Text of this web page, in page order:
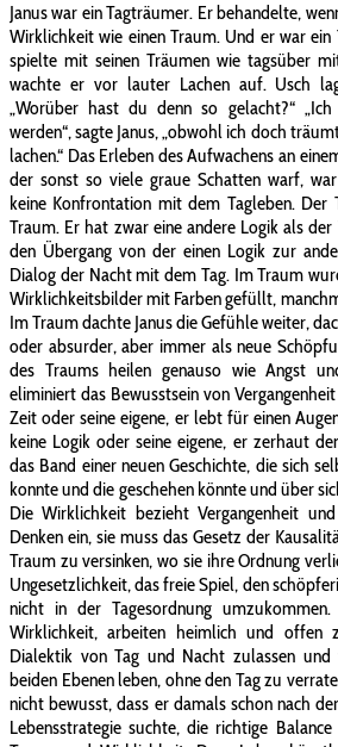
Janus war ein Tagträumer. Er behandelte,
Wirklichkeit wie einen Traum. Und er war
spielte mit seinen Träumen wie tagsüber
wachte er vor lauter Lachen auf. Usch
„Worüber hast du denn so gelacht?“
werden“, sagte Janus, „obwohl ich doch
lachen.“ Das Erleben des Aufwachens an
der sonst so viele graue Schatten warf,
keine Konfrontation mit dem Tagleben. Der
Traum. Er hat zwar eine andere Logik als
den Übergang von der einen Logik zur
Dialog der Nacht mit dem Tag. Im Traum
Wirklichkeitsbilder mit Farben gefüllt,
Im Traum dachte Janus die Gefühle weiter,
oder absurder, aber immer als neue
des Traums heilen genauso wie Angst
eliminiert das Bewusstsein von
Zeit oder seine eigene, er lebt für einen
keine Logik oder seine eigene, er zerhaut
das Band einer neuen Geschichte, die sich
konnte und die geschehen könnte und über
Die Wirklichkeit bezieht Vergangenheit
Denken ein, sie muss das Gesetz der
Traum zu versinken, wo sie ihre Ordnung
Ungesetzlichkeit, das freie Spiel, den
nicht in der Tagesordnung
Wirklichkeit, arbeiten heimlich und offen
Dialektik von Tag und Nacht zulassen
beiden Ebenen leben, ohne den Tag zu
nicht bewusst, dass er damals schon nach
Lebensstrategie suchte, die richtige